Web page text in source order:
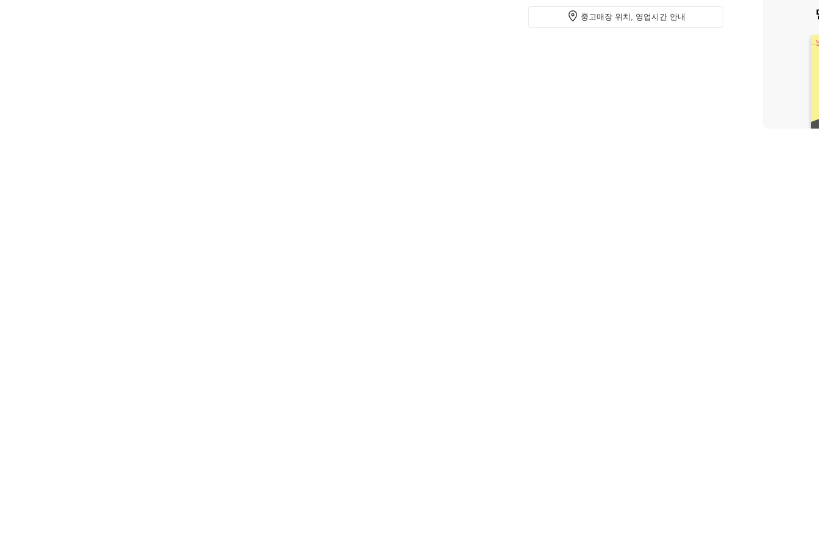
중고매장 위치, 영업시간 안내